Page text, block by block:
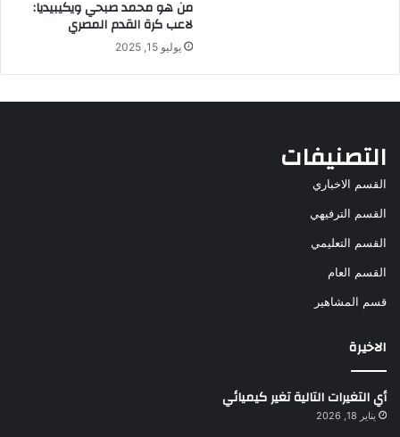
من هو محمد صبحي ويكيبيديا:
لاعب كرة القدم المصري
يوليو 15, 2025
التصنيفات
القسم الاخباري
القسم الترفيهي
القسم التعليمي
القسم العام
قسم المشاهير
الاخيرة
أي التغيرات التالية تغير كيميائي
يناير 18, 2026